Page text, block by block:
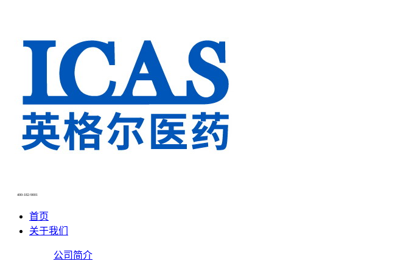
400-182-9001
首页
关于我们
公司简介